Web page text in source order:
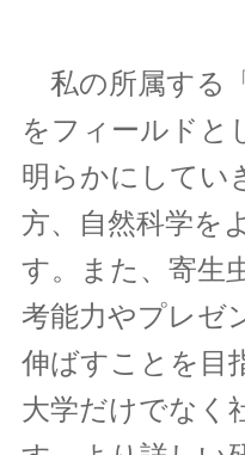
私の所属する
をフィールドと
明らかにしてい
方、自然科学を
す。また、寄生
考能力やプレゼ
伸ばすことを目
大学だけでなく